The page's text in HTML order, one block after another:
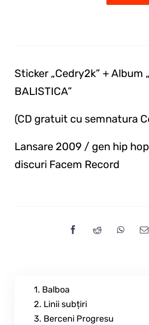
Sticker „Cedry2k” + Album
BALISTICA”
(CD gratuit cu semnatura
Lansare 2009 / gen hip
discuri Facem Record
1. Balboa
2. Linii subțiri
3. Berceni Progresu